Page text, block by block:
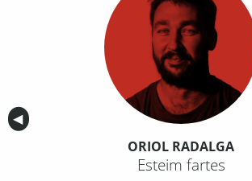
Anterior
◀︎
ORIOL RADALGA
Esteim fartes